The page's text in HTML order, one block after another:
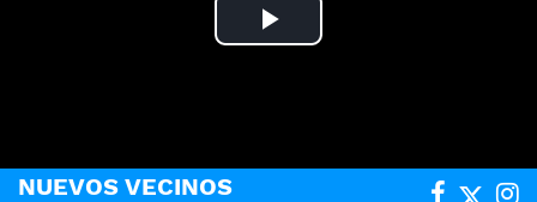
Play
NUEVOS VECINOS